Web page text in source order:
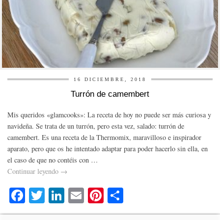
16 DICIEMBRE, 2018
Turrón de camembert
Mis queridos «glamcooks»: La receta de hoy no puede ser más curiosa y
navideña. Se trata de un turrón, pero esta vez, salado: turrón de
camembert. Es una receta de la Thermomix, maravilloso e inspirador
aparato, pero que os he intentado adaptar para poder hacerlo sin ella, en
el caso de que no contéis con …
Continuar leyendo →
Fa
ce
T
wi
Li
nk
E
m
Pi
nt o